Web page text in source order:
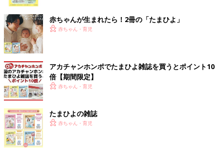
「ただの遊び」の中に、保育者がプロの目で見つけ
る「学び」
赤ちゃんが生まれたら！2冊の「たまひよ」
赤ちゃん・育児
アカチャンホンポでたまひよ雑誌を買うとポイント10
倍【期間限定】
赤ちゃん・育児
たまひよの雑誌
赤ちゃん・育児